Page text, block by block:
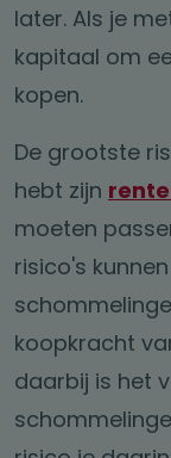
later. Als je
kapitaal om
kopen.
De grootste
hebt zijn
moeten
risico's
koopkracht
daarbij is het